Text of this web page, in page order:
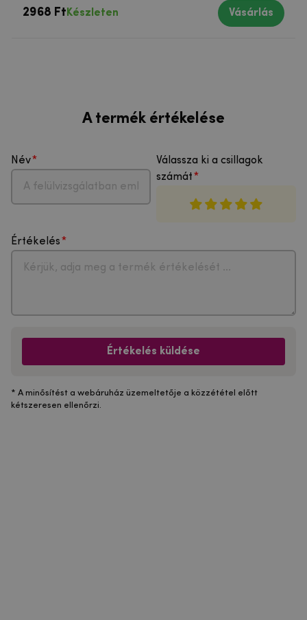
2968 Ft Készleten Vásárlás
A termék értékelése
Név
Válassza ki a csillagok
számát
Értékelés
Értékelés küldése
* A minősítést a webáruház üzemeltetője a közzététel előtt
kétszeresen ellenőrzi.